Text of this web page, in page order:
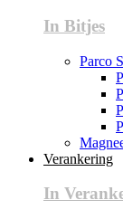
In Bitjes
Parco
Verankering
In